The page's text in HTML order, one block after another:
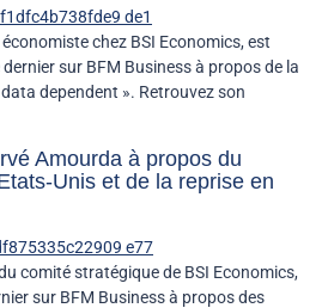
chez BSI Economics, est
sur BFM Business à propos de la
dependent ». Retrouvez son
Amourda à propos du
Unis et de la reprise en
comité stratégique de BSI Economics,
sur BFM Business à propos des